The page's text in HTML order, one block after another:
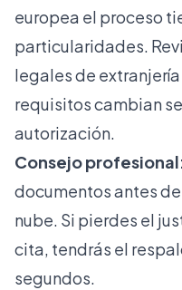
europea el proceso
particularidades.
legales de extranjería
requisitos cambian
autorización.
Consejo
documentos antes
nube. Si pierdes el
cita, tendrás el
segundos.